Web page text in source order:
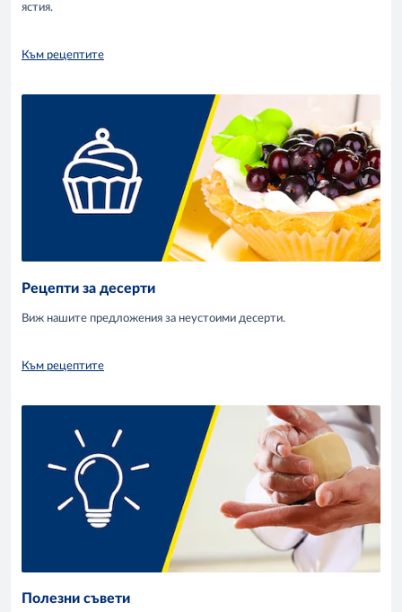
ястия.
Към рецептите
Рецепти за десерти
Виж нашите предложения за неустоими десерти.
Към рецептите
Полезни съвети